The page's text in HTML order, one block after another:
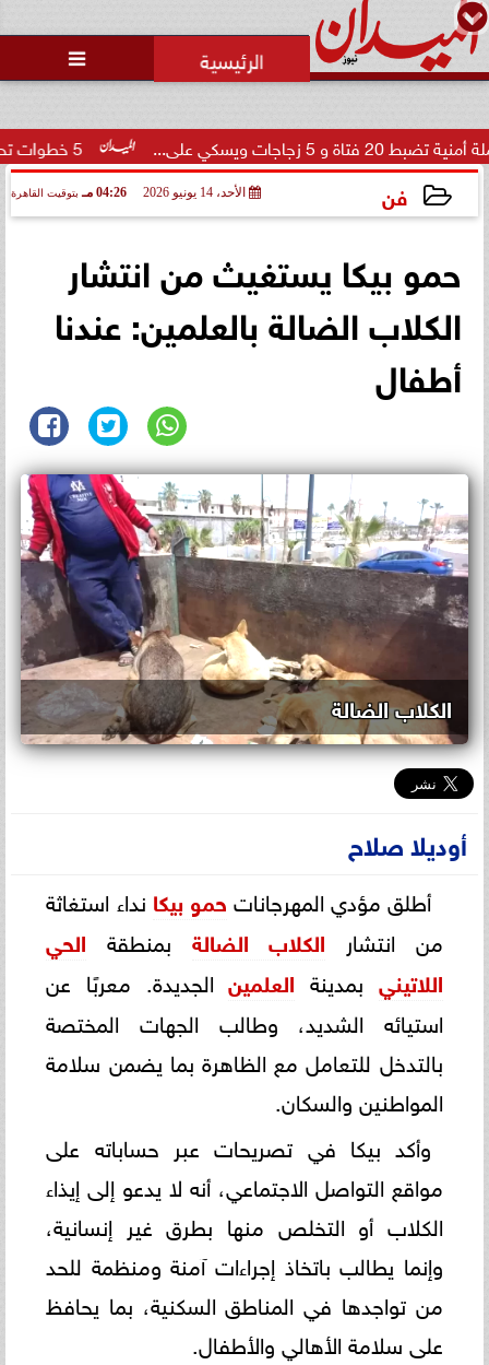

5 خطوات تحمي الطلاب من الوقوع ضحية للكيانات الوهمية على...
فن الأحد، 14 يونيو 2026 04:26 مـ بتوقيت القاهرة
حمو بيكا يستغيث من انتشار
الكلاب الضالة بالعلمين: عندنا
أطفال
الكلاب الضالة
أوديلا صلاح
أطلق مؤدي المهرجانات حمو بيكا نداء استغاثة
من انتشار الكلاب الضالة بمنطقة الحي
اللاتيني بمدينة العلمينالجديدة. معربًا عن
استيائه الشديد، وطالب الجهات المختصة
بالتدخل للتعامل مع الظاهرة بما يضمن سلامة
المواطنين والسكان.
وأكد بيكا في تصريحات عبر حساباته على
مواقع التواصل الاجتماعي، أنه لا يدعو إلى إيذاء
الكلاب أو التخلص منها بطرق غير إنسانية،
وإنما يطالب باتخاذ إجراءات آمنة ومنظمة للحد
من تواجدها في المناطق السكنية، بما يحافظ
على سلامة الأهالي والأطفال.